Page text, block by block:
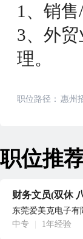
1、销
3、外
理。
职位路径： 惠州
职位推
财务文员(双休
东莞爱美克电子有
中专
1年经验